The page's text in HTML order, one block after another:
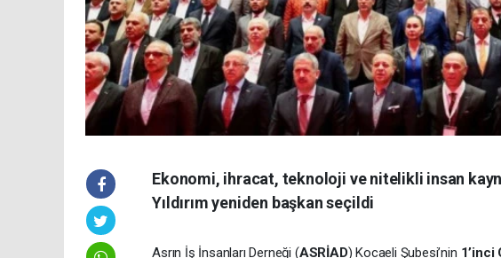
Ekonomi, ihracat, teknoloji ve nitelikli insan
Yıldırım yeniden başkan seçildi
Asrın İş İnsanları Derneği (ASRİAD) Kocaeli Şubesi’nin 1’inci